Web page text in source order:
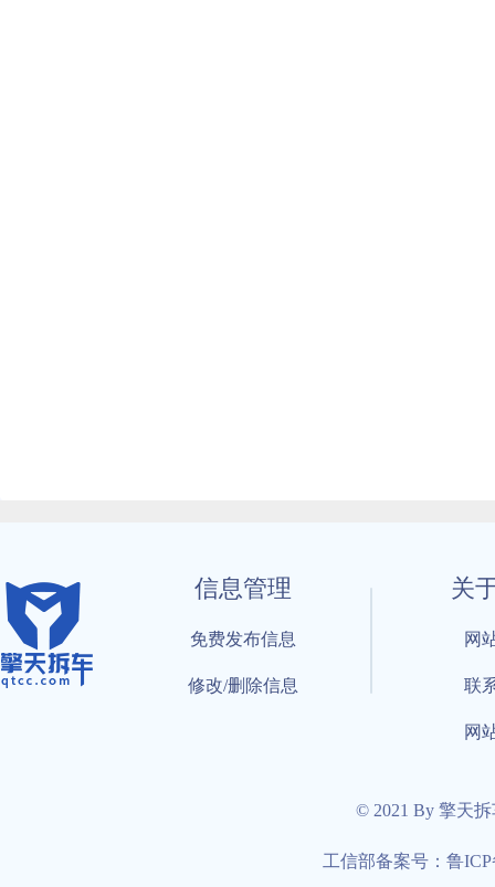
信息管理
免费发布信息
修改/删除信息
关
网
联
网
© 2021 By 擎天
工信部备案号：鲁